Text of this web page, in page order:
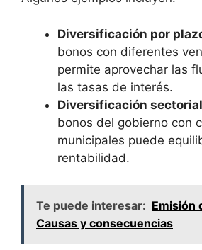
Diversificación por
bonos con⁢ diferentes
permite aprovechar las
las tasas de interés.
Diversificación sectorial
bonos del gobierno con⁢
municipales⁢ puede
rentabilidad.
Te puede interesar: Emisión
Causas y consecuencias